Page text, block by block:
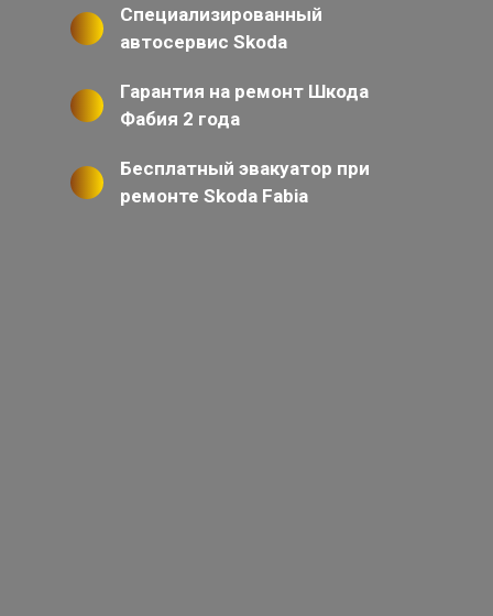
Специализированный
автосервис Skoda
Гарантия на ремонт Шкода
Фабия 2 года
Бесплатный эвакуатор при
ремонте Skoda Fabia